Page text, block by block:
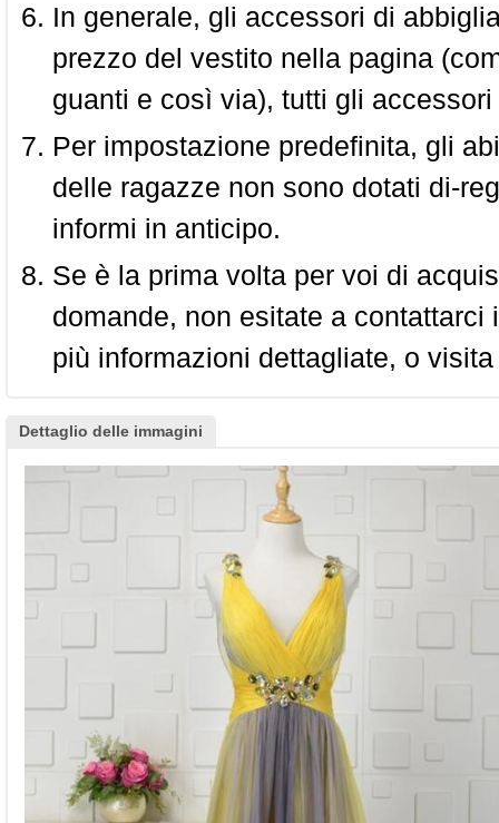
In generale, gli accessori di
prezzo del vestito nella pagina
guanti e così via), tutti gli
Per impostazione predefinita, gli
delle ragazze non sono dotati di-
informi in anticipo.
Se è la prima volta per voi di
domande, non esitate a
più informazioni dettagliate, o
Dettaglio delle immagini